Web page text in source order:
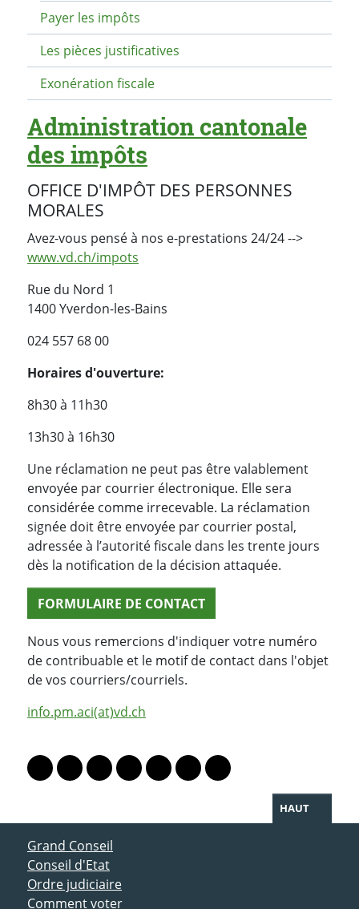
Payer les impôts
Les pièces justificatives
Exonération fiscale
Administration cantonale
des impôts
OFFICE D'IMPÔT DES PERSONNES
MORALES
Avez-vous pensé à nos e-prestations 24/24 -->
www.vd.ch/impots
Rue du Nord 1
1400 Yverdon-les-Bains
024 557 68 00
Horaires d'ouverture:
8h30 à 11h30
13h30 à 16h30
Une réclamation ne peut pas être valablement
envoyée par courrier électronique. Elle sera
considérée comme irrecevable. La réclamation
signée doit être envoyée par courrier postal,
adressée à l’autorité fiscale dans les trente jours
dès la notification de la décision attaquée.
FORMULAIRE DE CONTACT
Nous vous remercions d'indiquer votre numéro
de contribuable et le motif de contact dans l'objet
de vos courriers/courriels.
info.pm.aci(at)vd.ch
Lien vers le profil Mastodon
Lien vers le profil Bluesky
Lien vers le profil Instagram
Lien vers le profil Linkedin
Lien vers le profil Facebook
Lien vers le profil Twitter
Partager par WhatsApp
HAUT
ACCÈS DIRECT
Grand Conseil
Conseil d'Etat
Ordre judiciaire
Comment voter